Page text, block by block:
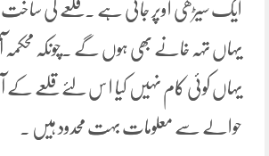
ایک سیڑھی اوپر جاتی ہے ۔قلعے کی ساخت
یہاں تہہ خانے بھی ہوں گے ۔چونکہ محکمہ
یہاں کوئی کام نہیں کیا ا س لئے قلعے کے
حوالے سے معلومات بہت محدود ہیں ۔